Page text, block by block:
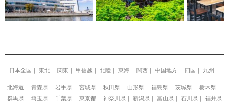
日本全国 東北 関東 甲信越 北陸 東海 関西 中国地方 四国 九州
北海道 青森県 岩手県 宮城県 秋田県 山形県 福島県 茨城県
栃木県
群馬県
埼玉県 千葉県 東京都 神奈川県 新潟県 富山県 石川県
福井県